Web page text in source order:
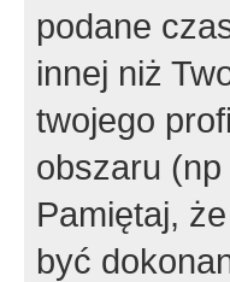
podane
innej niż
twojego
obszaru
Pamiętaj,
być